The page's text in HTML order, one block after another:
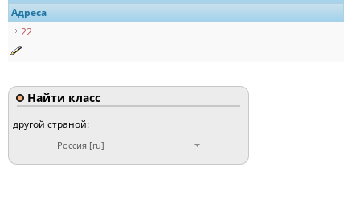
Адреса
22
Найти класс
другой страной:
Россия [ru]